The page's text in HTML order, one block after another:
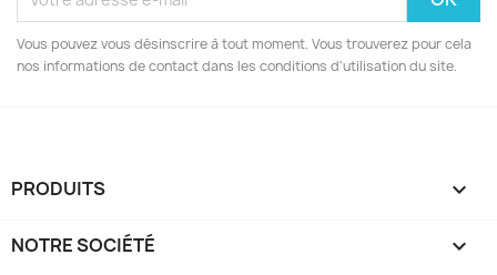
Vous pouvez vous désinscrire à tout moment. Vous trouverez pour cela
nos informations de contact dans les conditions d'utilisation du site.
PRODUITS 
NOTRE SOCIÉTÉ 